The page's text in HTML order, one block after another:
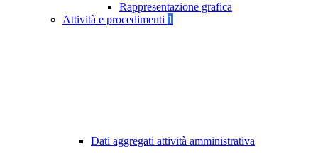
Rappresentazione grafica
Attività e procedimenti 1
Dati aggregati attività amministrativa